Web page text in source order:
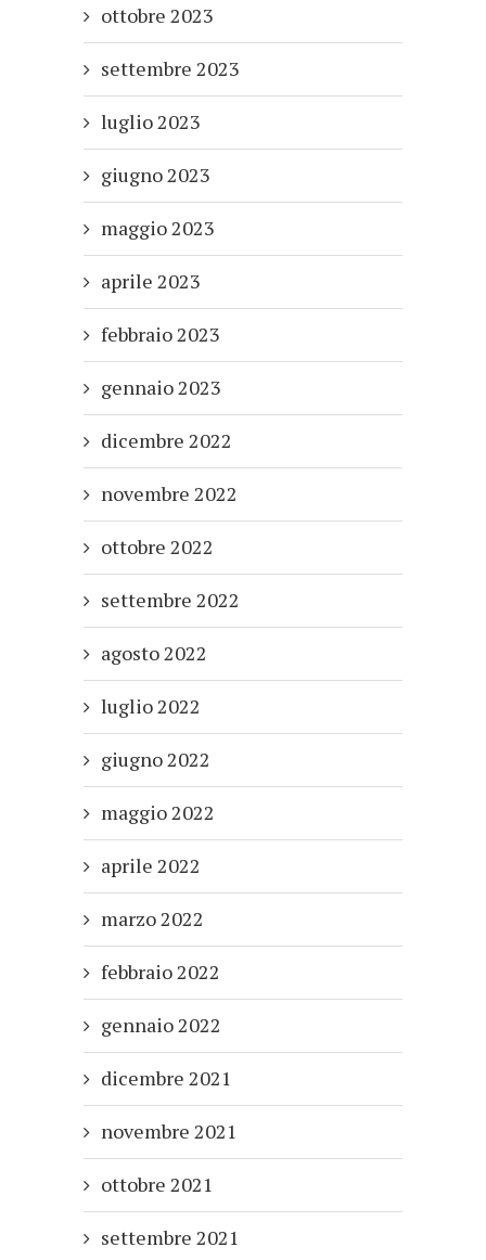
ottobre 2023
settembre 2023
luglio 2023
giugno 2023
maggio 2023
aprile 2023
febbraio 2023
gennaio 2023
dicembre 2022
novembre 2022
ottobre 2022
settembre 2022
agosto 2022
luglio 2022
giugno 2022
maggio 2022
aprile 2022
marzo 2022
febbraio 2022
gennaio 2022
dicembre 2021
novembre 2021
ottobre 2021
settembre 2021